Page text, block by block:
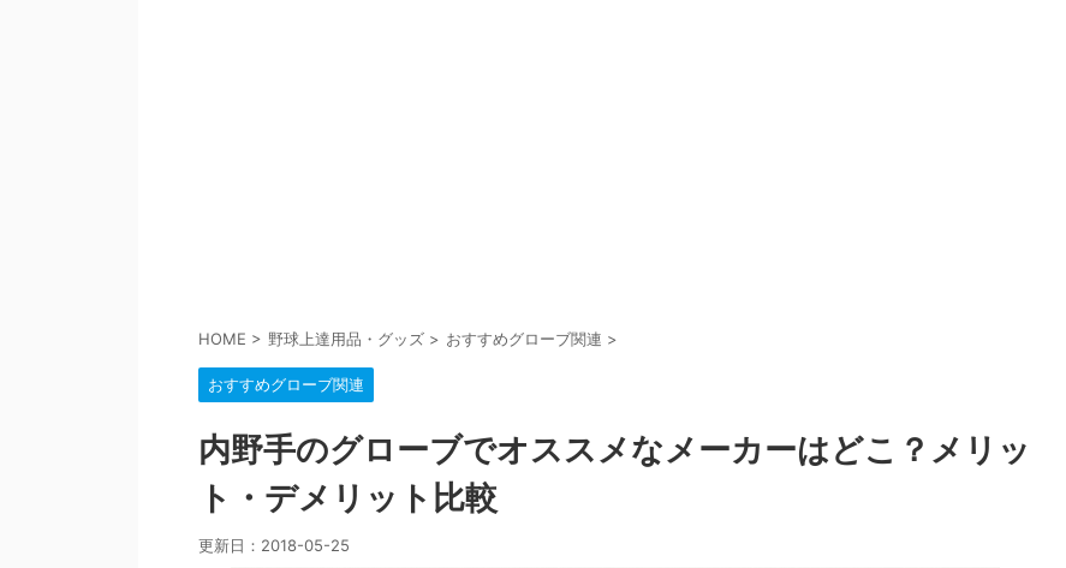
HOME > 野球上達用品・グッズ > おすすめグローブ関連 >
おすすめグローブ関連
内野手のグローブでオススメなメーカーはどこ？メリッ
ト・デメリット比較
更新日： 2018-05-25